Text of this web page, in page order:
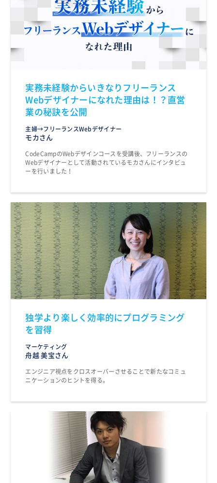
実務未経験からいきなりフリーランス
Webデザイナーになれた理由は！？直営
業の秘訣を公開
主婦→フリーランスWebデザイナー
モカさん
CodeCampのWebデザインコースを受講後、フリーランスの
Webデザイナーとして活動されているモカさんにインタビュ
ーを行いました！
独学より楽しく効率的にプログラミング
を習得
マーケティング
舟越 美宝さん
エンジニア視点をクロスオーバーさせることで新たなコミュ
ニケーションのヒントを得る。